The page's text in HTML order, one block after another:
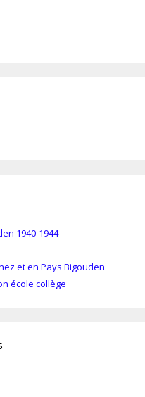
1940-1944
et en Pays Bigouden
école collège